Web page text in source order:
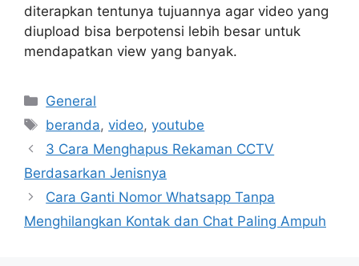
diterapkan tentunya tujuannya agar video yang
diupload bisa berpotensi lebih besar untuk
mendapatkan view yang banyak.
Categories
General
Tags
beranda,video,youtube
3 Cara Menghapus Rekaman CCTV
Berdasarkan Jenisnya
Cara Ganti Nomor Whatsapp Tanpa
Menghilangkan Kontak dan Chat Paling Ampuh